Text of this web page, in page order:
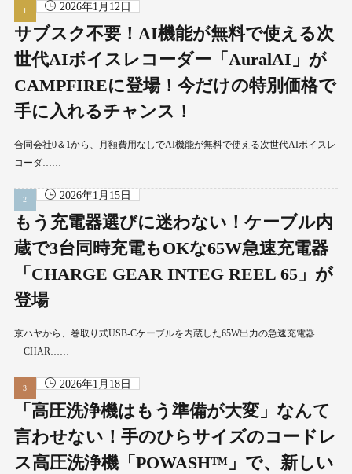
2026年1月12日
サブスク不要！AI機能が無料で使える次
世代AIボイスレコーダー「AuralAI」が
CAMPFIREに登場！今だけの特別価格で
手に入れるチャンス！
合同会社0＆1から、月額費用なしでAI機能が無料で使える次世代AIボイスレ
コーダ……
2026年1月15日
もう充電器選びに迷わない！ケーブル内
蔵で3台同時充電もOKな65W急速充電器
「CHARGE GEAR INTEG REEL 65」が
登場
京ハヤから、巻取り式USB-Cケーブルを内蔵した65W出力の急速充電器
「CHAR……
2026年1月18日
「高圧洗浄機はもう準備が大変」なんて
言わせない！手のひらサイズのコードレ
ス高圧洗浄機「POWASH™」で、新しい